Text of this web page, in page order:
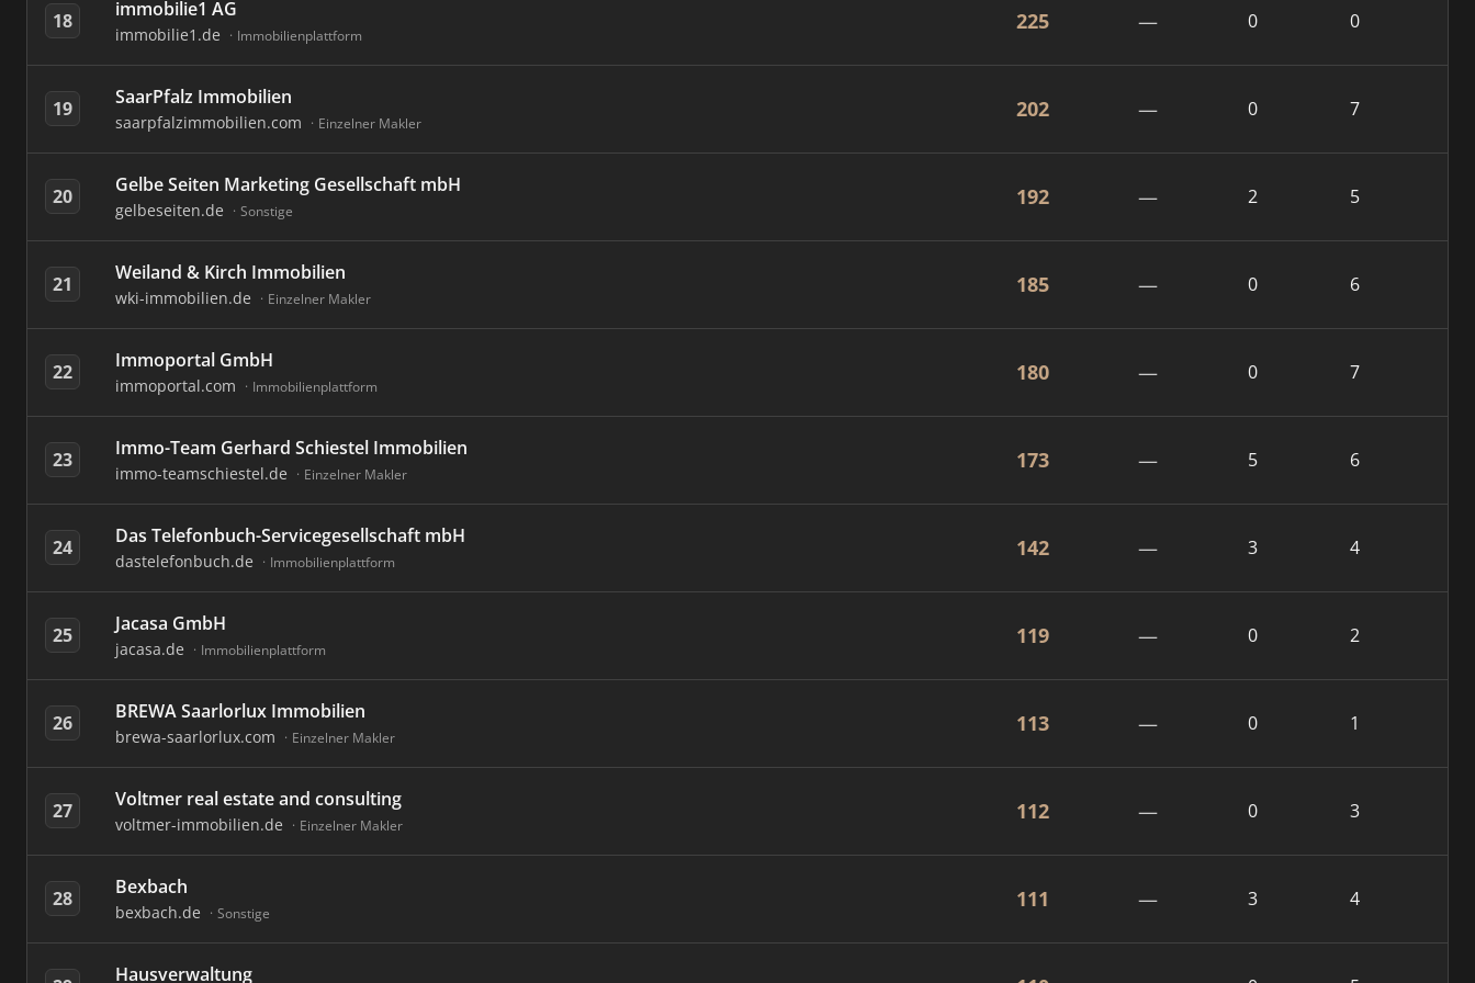
18 immobilie1 AG
immobilie1.de Immobilienplattform
225 — 0 0
19 SaarPfalz Immobilien
saarpfalzimmobilien.com Einzelner Makler
202 — 0 7
20 Gelbe Seiten Marketing Gesellschaft mbH
gelbeseiten.de Sonstige
192 — 2 5
21 Weiland & Kirch Immobilien
wki-immobilien.de Einzelner Makler
185 — 0 6
22 Immoportal GmbH
immoportal.com Immobilienplattform
180 — 0 7
23 Immo-Team Gerhard Schiestel Immobilien
immo-teamschiestel.de Einzelner Makler
173 — 5 6
24 Das Telefonbuch-Servicegesellschaft mbH
dastelefonbuch.de Immobilienplattform
142 — 3 4
25 Jacasa GmbH
jacasa.de Immobilienplattform
119 — 0 2
26 BREWA Saarlorlux Immobilien
brewa-saarlorlux.com Einzelner Makler
113 — 0 1
27 Voltmer real estate and consulting
voltmer-immobilien.de Einzelner Makler
112 — 0 3
28 Bexbach
bexbach.de Sonstige
111 — 3 4
Hausverwaltung